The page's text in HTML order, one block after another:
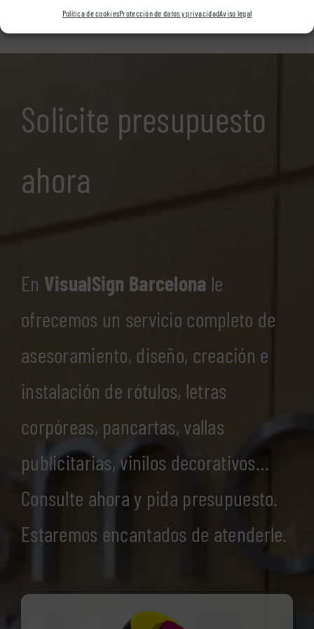
Política de cookiesProtección de datos y privacidadAviso legal
Solicite presupuesto
ahora
En VisualSign Barcelona le
ofrecemos un servicio completo de
asesoramiento, diseño, creación e
instalación de rótulos, letras
corpóreas, pancartas, vallas
publicitarias, vinilos decorativos…
Consulte ahora y pida presupuesto.
Estaremos encantados de atenderle.